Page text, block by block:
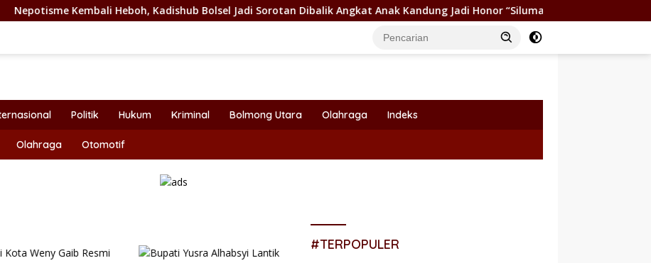
Heboh, Kadishub Bolsel Jadi Sorotan Dibalik Angkat Anak Kandung Jadi Honor “Siluman” Wabup Dony Lumenta
Politik Hukum Kriminal Bolmong Utara Olahraga Indeks
Olahraga Otomotif
#TERPOPULER